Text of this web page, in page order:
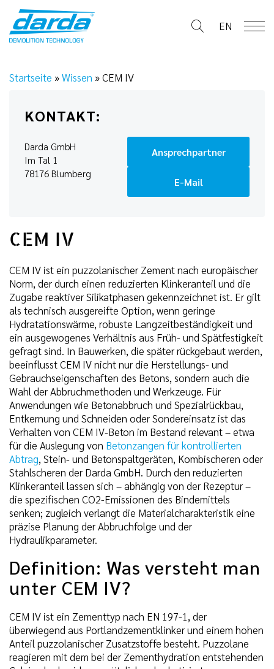
content
EN
Startseite »Wissen »CEM IV
KONTAKT:
Darda GmbH
Im Tal 1
78176 Blumberg
Ansprechpartner
E-Mail
CEM IV
CEM IV ist ein puzzolanischer Zement nach europäischer
Norm, der durch einen reduzierten Klinkeranteil und die
Zugabe reaktiver Silikatphasen gekennzeichnet ist. Er gilt
als technisch ausgereifte Option, wenn geringe
Hydratationswärme, robuste Langzeitbeständigkeit und
ein ausgewogenes Verhältnis aus Früh- und Spätfestigkeit
gefragt sind. In Bauwerken, die später rückgebaut werden,
beeinflusst CEM IV nicht nur die Herstellungs- und
Gebrauchseigenschaften des Betons, sondern auch die
Wahl der Abbruchmethoden und Werkzeuge. Für
Anwendungen wie Betonabbruch und Spezialrückbau,
Entkernung und Schneiden oder Sondereinsatz ist das
Verhalten von CEM IV-Beton im Bestand relevant – etwa
für die Auslegung von Betonzangen für kontrollierten
Abtrag, Stein- und Betonspaltgeräten, Kombischeren oder
Stahlscheren der Darda GmbH. Durch den reduzierten
Klinkeranteil lassen sich – abhängig von der Rezeptur –
die spezifischen CO2-Emissionen des Bindemittels
senken; zugleich verlangt die Materialcharakteristik eine
präzise Planung der Abbruchfolge und der
Hydraulikparameter.
Definition: Was versteht man
unter CEM IV?
CEM IV ist ein Zementtyp nach EN 197-1, der
überwiegend aus Portlandzementklinker und einem hohen
Anteil puzzolanischer Zusatzstoffe besteht. Puzzolane
reagieren mit dem bei der Zementhydration entstehenden